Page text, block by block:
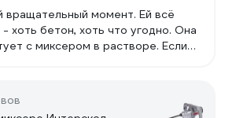
момент. Ей всё
хоть бетон, хоть что угодно. Она
с миксером в растворе. Если